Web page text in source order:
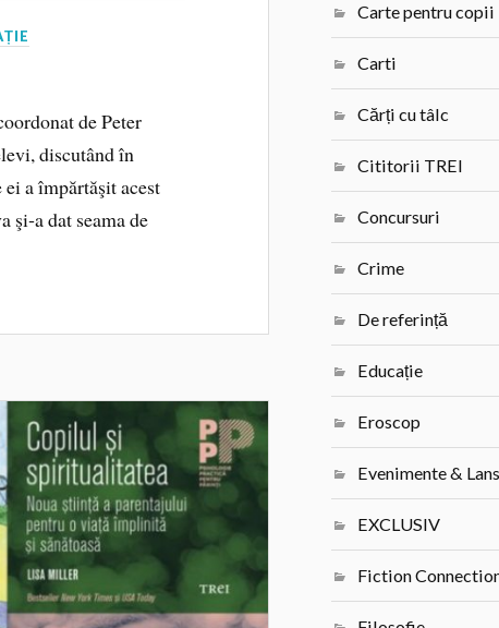
de Peter
discutând în
a împărtăşit acest
dat seama de
Carte pentru copii
Carti
Cărți cu tâlc
Cititorii TREI
Concursuri
Crime
De referință
Educație
Eroscop
Evenimente &
EXCLUSIV
Fiction